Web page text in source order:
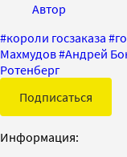
Автор
#короли госзаказа #
Махмудов#Андрей
Ротенберг
Подписаться
Информация: